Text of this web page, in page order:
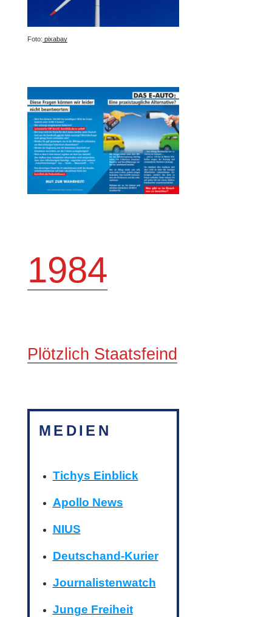
Foto: pixabay
1984
Plötzlich Staatsfeind
MEDIEN
Tichys Einblick
Apollo News
NIUS
Deutschand-Kurier
Journalistenwatch
Junge Freiheit